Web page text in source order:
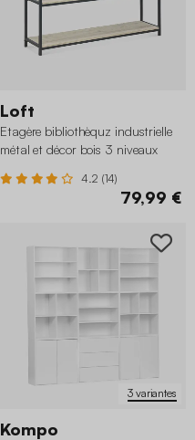
Loft
Etagère bibliothèquz industrielle
métal et décor bois 3 niveaux
4.2 (14)
79,99 €
3 variantes
Kompo